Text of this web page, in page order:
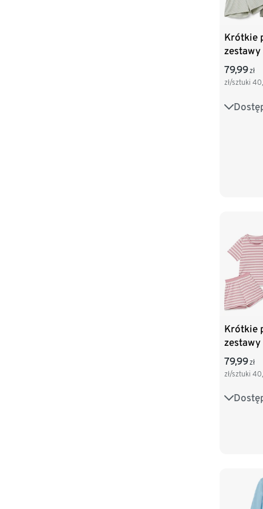
Krótkie
zestawy
79,99zł
zł/sztuki
86/92
Krótkie
zestawy
79,99 zł
zł/sztuki
86/92